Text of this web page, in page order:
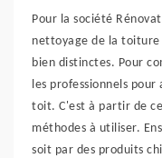
Pour la société
nettoyage de la toiture
bien distinctes. Pour
les professionnels
toit. C'est à partir de
méthodes à utiliser.
soit par des produits